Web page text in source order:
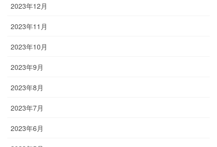
2023年12月
2023年11月
2023年10月
2023年9月
2023年8月
2023年7月
2023年6月